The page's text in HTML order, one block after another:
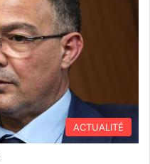
ACTUALITÉ